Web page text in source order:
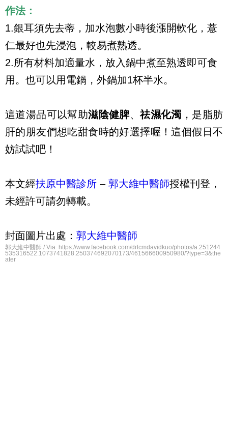
作法：
1.銀耳須先去蒂，加水泡數小時後漲開軟化，薏
仁最好也先浸泡，較易煮熟透。
2.所有材料加適量水，放入鍋中煮至熟透即可食
用。也可以用電鍋，外鍋加1杯半水。
這道湯品可以幫助滋陰健脾、祛濕化濁 ，是脂肪
肝的朋友們想吃甜食時的好選擇喔！這個假日不
妨試試吧！
本文經扶原中醫診所 – 郭大維中醫師授權刊登，
未經許可請勿轉載。
封面圖片出處： 郭大維中醫師
郭大維中醫師 / Via https://www.facebook.com/drtcmdavidkuo/photos/a.251244
535316522.1073741828.250374692070173/461566600950980/?type=3&the
ater